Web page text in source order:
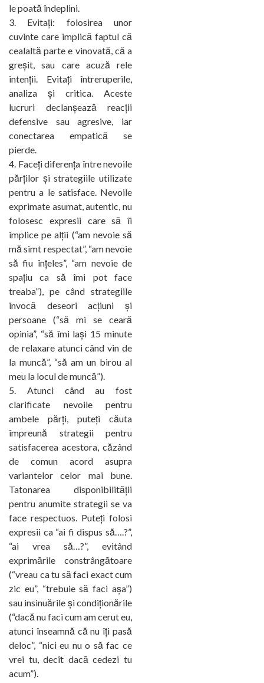
le poată îndeplini.
Evitați: folosirea unor
cuvinte care implică faptul că
cealaltă parte e vinovată, că a
greșit, sau care acuză rele
intenții. Evitați întreruperile,
analiza și critica. Aceste
lucruri declanșează reacții
defensive sau agresive, iar
conectarea empatică se
pierde.
Faceți diferența între nevoile
părților și strategiile utilizate
pentru a le satisface. Nevoile
exprimate asumat, autentic, nu
folosesc expresii care să îi
implice pe alții (“am nevoie să
mă simt respectat”, “am nevoie
să fiu înțeles”, “am nevoie de
spațiu ca să îmi pot face
treaba”), pe când strategiile
invocă deseori acțiuni și
persoane (“să mi se ceară
opinia”, “să îmi lași 15 minute
de relaxare atunci când vin de
la muncă”, “să am un birou al
meu la locul de muncă”).
Atunci când au fost
clarificate nevoile pentru
ambele părți, puteți căuta
împreună strategii pentru
satisfacerea acestora, căzând
de comun acord asupra
variantelor celor mai bune.
Tatonarea disponibilității
pentru anumite strategii se va
face respectuos. Puteți folosi
expresii ca “ai fi dispus să….?”,
“ai vrea să…?”, evitând
exprimările constrângătoare
(“vreau ca tu să faci exact cum
zic eu”, “trebuie să faci așa”)
sau insinuările și condiționările
(“dacă nu faci cum am cerut eu,
atunci înseamnă că nu îți pasă
deloc”, “nici eu nu o să fac ce
vrei tu, decît dacă cedezi tu
acum”).